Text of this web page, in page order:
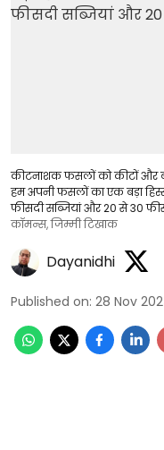
कीटनाशक फसलों को कीटों और
हम अपनी फसलों का एक बड़ा
फीसदी सब्जियां और 20 से 30
कॉमन्स, जिम्मी टिखाक
Dayanidhi
Published on: 28 Nov